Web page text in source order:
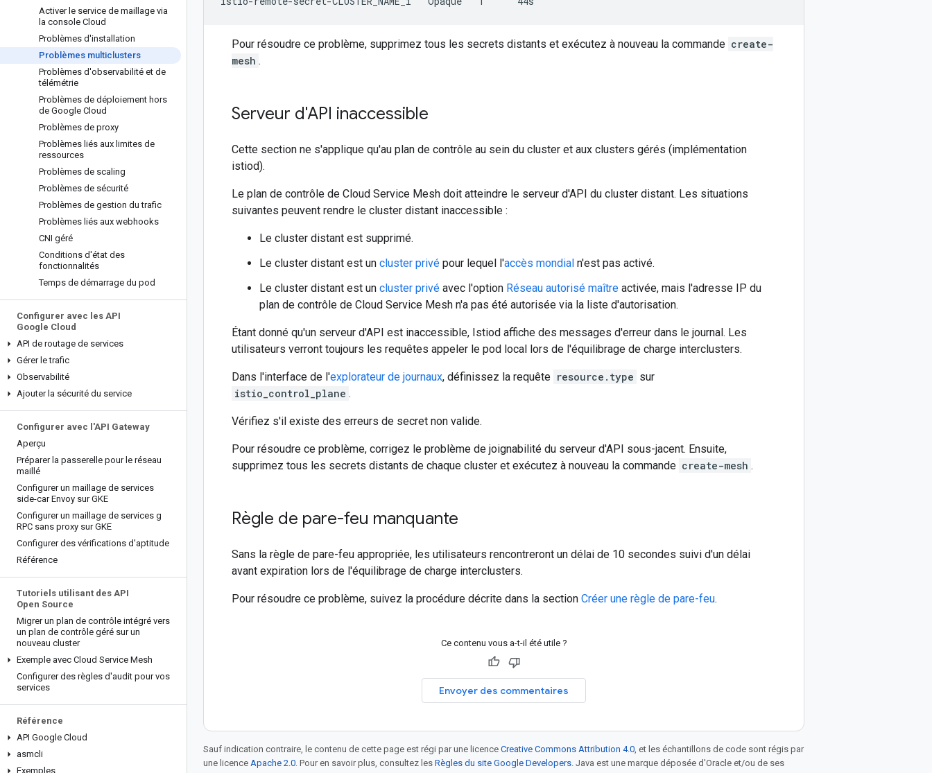
Activer le service de maillage via
la console Cloud
Problèmes d'installation
Problèmes multiclusters
Problèmes d'observabilité et de
télémétrie
Problèmes de déploiement hors
de Google Cloud
Problèmes de proxy
Problèmes liés aux limites de
ressources
Problèmes de scaling
Problèmes de sécurité
Problèmes de gestion du trafic
Problèmes liés aux webhooks
CNI géré
Conditions d'état des
fonctionnalités
Temps de démarrage du pod
Configurer avec les API
Google Cloud
API de routage de services
Gérer le trafic
Observabilité
Ajouter la sécurité du service
Configurer avec l'API Gateway
Aperçu
Préparer la passerelle pour le réseau
maillé
Configurer un maillage de services
side-car Envoy sur GKE
Configurer un maillage de services g
RPC sans proxy sur GKE
Configurer des vérifications d'aptitude
Référence
Tutoriels utilisant des API
Open Source
Migrer un plan de contrôle intégré vers
un plan de contrôle géré sur un
nouveau cluster
Exemple avec Cloud Service Mesh
Configurer des règles d'audit pour vos
services
Référence
API Google Cloud
asmcli
Exemples
Pour résoudre ce problème, supprimez tous les secrets distants et exécutez à nouveau la commande create-
mesh .
Serveur d'API inaccessible
Cette section ne s'applique qu'au plan de contrôle au sein du cluster et aux clusters gérés (implémentation
istiod).
Le plan de contrôle de Cloud Service Mesh doit atteindre le serveur d'API du cluster distant. Les situations
suivantes peuvent rendre le cluster distant inaccessible :
Le cluster distant est supprimé.
Le cluster distant est un cluster privé pour lequel l'accès mondial n'est pas activé.
Le cluster distant est un cluster privé avec l'option Réseau autorisé maître activée, mais l'adresse IP du
plan de contrôle de Cloud Service Mesh n'a pas été autorisée via la liste d'autorisation.
Étant donné qu'un serveur d'API est inaccessible, Istiod affiche des messages d'erreur dans le journal. Les
utilisateurs verront toujours les requêtes appeler le pod local lors de l'équilibrage de charge interclusters.
Dans l'interface de l'explorateur de journaux, définissez la requête resource.type sur
istio_control_plane .
Vérifiez s'il existe des erreurs de secret non valide.
Pour résoudre ce problème, corrigez le problème de joignabilité du serveur d'API sous-jacent. Ensuite,
supprimez tous les secrets distants de chaque cluster et exécutez à nouveau la commande create-mesh .
Règle de pare-feu manquante
Sans la règle de pare-feu appropriée, les utilisateurs rencontreront un délai de 10 secondes suivi d'un délai
avant expiration lors de l'équilibrage de charge interclusters.
Pour résoudre ce problème, suivez la procédure décrite dans la section Créer une règle de pare-feu.
Ce contenu vous a-t-il été utile ?
Envoyer des commentaires
Sauf indication contraire, le contenu de cette page est régi par une licence Creative Commons Attribution 4.0, et les échantillons de code sont régis par
une licence Apache 2.0. Pour en savoir plus, consultez les Règles du site Google Developers. Java est une marque déposée d'Oracle et/ou de ses